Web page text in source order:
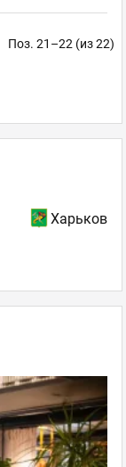
Поз. 21–22 (из 22)
Харьков